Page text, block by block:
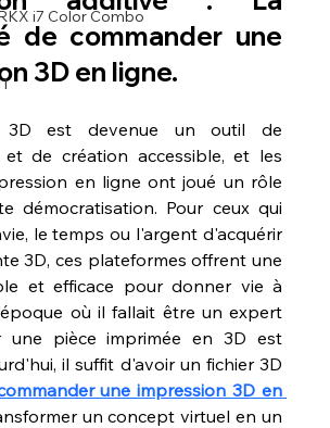
i7 Color Combo
de commander une
3D en ligne.
3D est devenue un outil de
de création accessible, et les
en ligne ont joué un rôle
démocratisation. Pour ceux qui
le temps ou l'argent d'acquérir
3D, ces plateformes offrent une
et efficace pour donner vie à
où il fallait être un expert
une pièce imprimée en 3D est
il suffit d'avoir un fichier 3D
une impression 3D en
un concept virtuel en un